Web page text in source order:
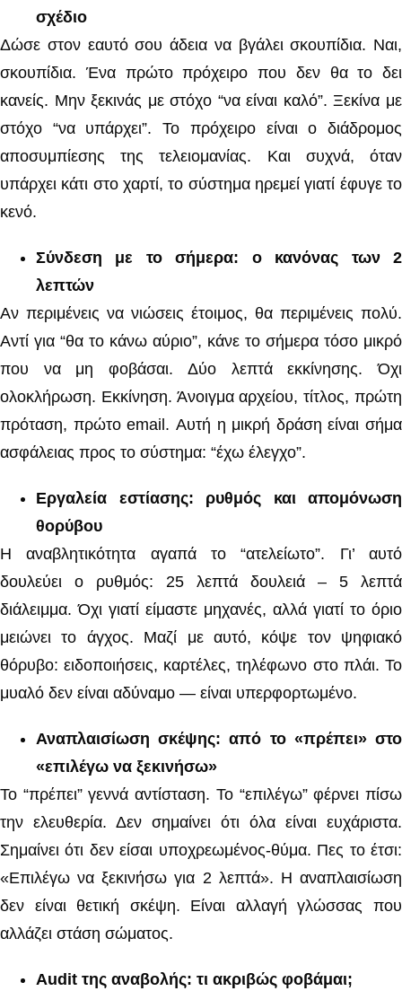
σχέδιο
Δώσε στον εαυτό σου άδεια να βγάλει σκουπίδια. Ναι,
σκουπίδια. Ένα πρώτο πρόχειρο που δεν θα το δει
κανείς. Μην ξεκινάς με στόχο “να είναι καλό”. Ξεκίνα με
στόχο “να υπάρχει”. Το πρόχειρο είναι ο διάδρομος
αποσυμπίεσης της τελειομανίας. Και συχνά, όταν
υπάρχει κάτι στο χαρτί, το σύστημα ηρεμεί γιατί έφυγε το
κενό.
Σύνδεση με το σήμερα: ο κανόνας των 2
λεπτών
Αν περιμένεις να νιώσεις έτοιμος, θα περιμένεις πολύ.
Αντί για “θα το κάνω αύριο”, κάνε το σήμερα τόσο μικρό
που να μη φοβάσαι. Δύο λεπτά εκκίνησης. Όχι
ολοκλήρωση. Εκκίνηση. Άνοιγμα αρχείου, τίτλος, πρώτη
πρόταση, πρώτο email. Αυτή η μικρή δράση είναι σήμα
ασφάλειας προς το σύστημα: “έχω έλεγχο”.
Εργαλεία εστίασης: ρυθμός και απομόνωση
θορύβου
Η αναβλητικότητα αγαπά το “ατελείωτο”. Γι’ αυτό
δουλεύει ο ρυθμός: 25 λεπτά δουλειά – 5 λεπτά
διάλειμμα. Όχι γιατί είμαστε μηχανές, αλλά γιατί το όριο
μειώνει το άγχος. Μαζί με αυτό, κόψε τον ψηφιακό
θόρυβο: ειδοποιήσεις, καρτέλες, τηλέφωνο στο πλάι. Το
μυαλό δεν είναι αδύναμο — είναι υπερφορτωμένο.
Αναπλαισίωση σκέψης: από το «πρέπει» στο
«επιλέγω να ξεκινήσω»
Το “πρέπει” γεννά αντίσταση. Το “επιλέγω” φέρνει πίσω
την ελευθερία. Δεν σημαίνει ότι όλα είναι ευχάριστα.
Σημαίνει ότι δεν είσαι υποχρεωμένος-θύμα. Πες το έτσι:
«Επιλέγω να ξεκινήσω για 2 λεπτά». Η αναπλαισίωση
δεν είναι θετική σκέψη. Είναι αλλαγή γλώσσας που
αλλάζει στάση σώματος.
Audit της αναβολής: τι ακριβώς φοβάμαι;